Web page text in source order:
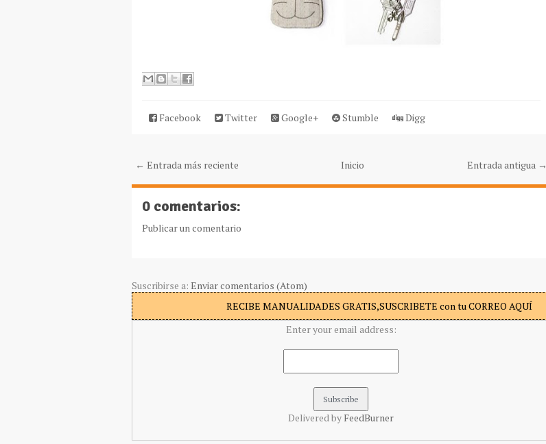
Facebook Twitter Google+ Stumble Digg
← Entrada más reciente Entrada antigua →
Inicio
0 comentarios:
Publicar un comentario
Suscribirse a: Enviar comentarios (Atom)
RECIBE MANUALIDADES GRATIS,SUSCRIBETE con tu CORREO AQUÍ
Enter your email address:
Delivered by FeedBurner